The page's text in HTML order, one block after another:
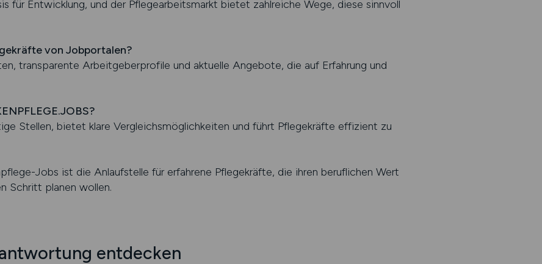
für Entwicklung, und der Pflegearbeitsmarkt bietet zahlreiche Wege, diese sinnvoll
von Jobportalen?
transparente Arbeitgeberprofile und aktuelle Angebote, die auf Erfahrung und
Stellen, bietet klare Vergleichsmöglichkeiten und führt Pflegekräfte effizient zu
Jobs ist die Anlaufstelle für erfahrene Pflegekräfte, die ihren beruflichen Wert
Schritt planen wollen.
entdecken